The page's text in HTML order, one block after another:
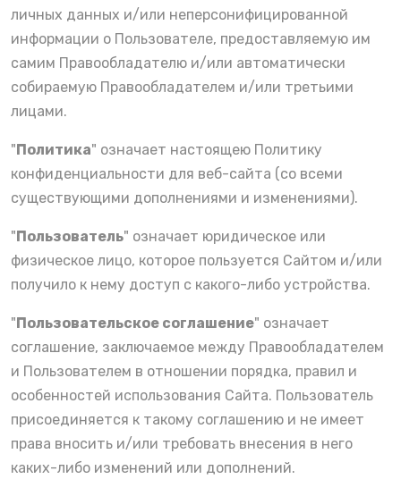
личных данных и/или неперсонифицированной
информации о Пользователе, предоставляемую им
самим Правообладателю и/или автоматически
собираемую Правообладателем и/или третьими
лицами.
"Политика" означает настоящею Политику
конфиденциальности для веб-сайта (со всеми
существующими дополнениями и изменениями).
"Пользователь" означает юридическое или
физическое лицо, которое пользуется Сайтом и/или
получило к нему доступ с какого-либо устройства.
"Пользовательское соглашение" означает
соглашение, заключаемое между Правообладателем
и Пользователем в отношении порядка, правил и
особенностей использования Сайта. Пользователь
присоединяется к такому соглашению и не имеет
права вносить и/или требовать внесения в него
каких-либо изменений или дополнений.